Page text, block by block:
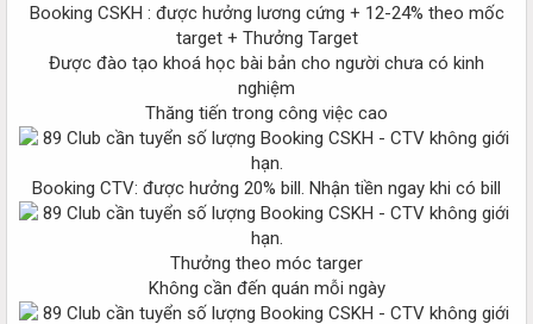
Booking CSKH : được hưởng lương cứng + 12-24% theo mốc
target + Thưởng Target
Được đào tạo khoá học bài bản cho người chưa có kinh
nghiệm
Thăng tiến trong công việc cao
Booking CTV: được hưởng 20% bill. Nhận tiền ngay khi có bill
Thưởng theo móc targer
Không cần đến quán mỗi ngày